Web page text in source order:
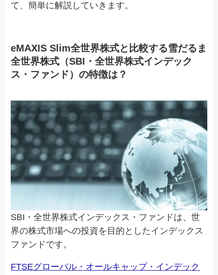
て、簡単に解説していきます。
eMAXIS Slim全世界株式と比較する雪だるま
全世界株式（SBI・全世界株式インデック
ス・ファンド）の特徴は？
SBI・全世界株式インデックス・ファンドは、世
界の株式市場への投資を目的としたインデックス
ファンドです。
FTSEグローバル・オールキャップ・インデック